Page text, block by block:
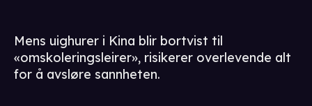
Mens uighurer i Kina blir bortvist til
«omskoleringsleirer», risikerer overlevende alt
for å avsløre sannheten.